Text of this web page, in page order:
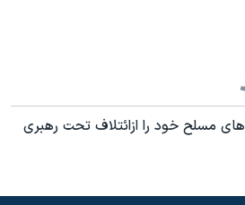
نوبل صلح
مسلح خود را ازائتلاف تحت رهبری